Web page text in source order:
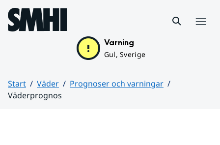
Hoppa till sidans innehåll
Varning
Gul, Sverige
Start Väder
Prognoser och varningar
Väderprognos